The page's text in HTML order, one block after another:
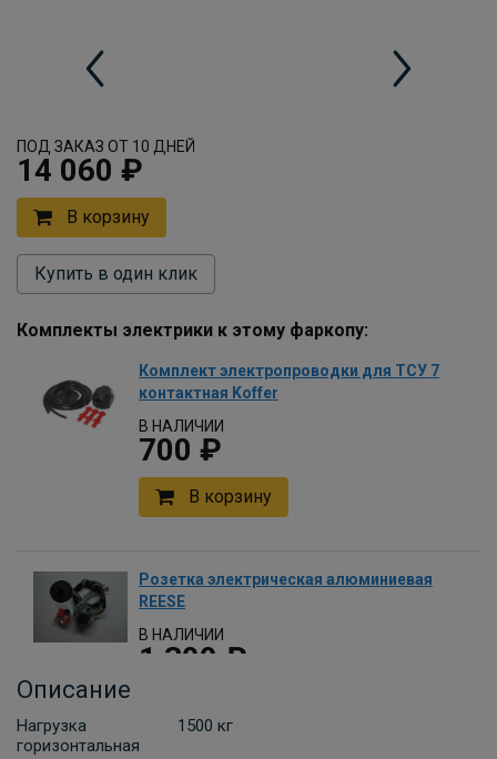
ПОД ЗАКАЗ ОТ 10 ДНЕЙ
14 060 ₽
В корзину
Купить в один клик
Комплекты электрики к этому фаркопу:
Комплект электропроводки для ТСУ 7
контактная Koffer
В НАЛИЧИИ
700 ₽
В корзину
Розетка электрическая алюминиевая
REESE
В НАЛИЧИИ
1 300 ₽
Описание
Нагрузка
горизонтальная
1500 кг